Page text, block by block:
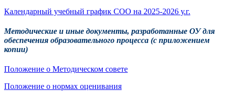
Календарный учебный график СОО на 2025-2026 у.г.
Методические и иные документы, разработанные ОУ для
обеспечения образовательного процесса (с приложением
копии)
Положение о Методическом совете
Положение о нормах оценивания